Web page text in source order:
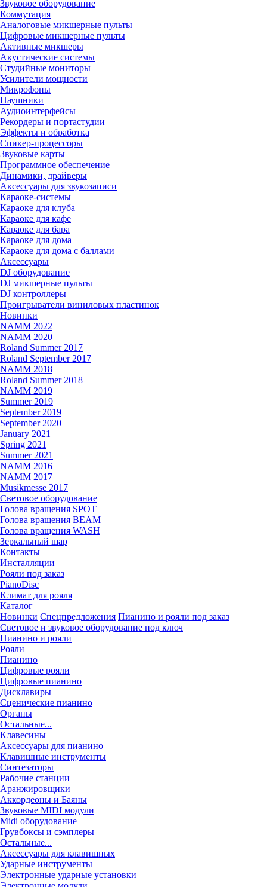
Звуковое оборудование
Коммутация
Аналоговые микшерные пульты
Цифровые микшерные пульты
Активные микшеры
Акустические системы
Студийные мониторы
Усилители мощности
Микрофоны
Наушники
Аудиоинтерфейсы
Рекордеры и портастудии
Эффекты и обработка
Спикер-процессоры
Звуковые карты
Программное обеспечение
Динамики, драйверы
Аксессуары для звукозаписи
Караоке-системы
Караоке для клуба
Караоке для кафе
Караоке для бара
Караоке для дома
Караоке для дома с баллами
Аксессуары
DJ оборудование
DJ микшерные пульты
DJ контроллеры
Проигрыватели виниловых пластинок
Новинки
NAMM 2022
NAMM 2020
Roland Summer 2017
Roland September 2017
NAMM 2018
Roland Summer 2018
NAMM 2019
Summer 2019
September 2019
September 2020
January 2021
Spring 2021
Summer 2021
NAMM 2016
NAMM 2017
Musikmesse 2017
Световое оборудование
Голова вращения SPOT
Голова вращения BEAM
Голова вращения WASH
Зеркальный шар
Контакты
Инсталляции
Рояли под заказ
PianoDisc
Климат для рояля
Каталог
Новинки Спецпредложения Пианино и рояли под заказ
Световое и звуковое оборудование под ключ
Пианино и рояли
Рояли
Пианино
Цифровые рояли
Цифровые пианино
Дисклавиры
Сценические пианино
Органы
Остальные...
Клавесины
Аксессуары для пианино
Клавишные инструменты
Синтезаторы
Рабочие станции
Аранжировщики
Аккордеоны и Баяны
Звуковые MIDI модули
Midi оборудование
Грувбоксы и сэмплеры
Остальные...
Аксессуары для клавишных
Ударные инструменты
Электронные ударные установки